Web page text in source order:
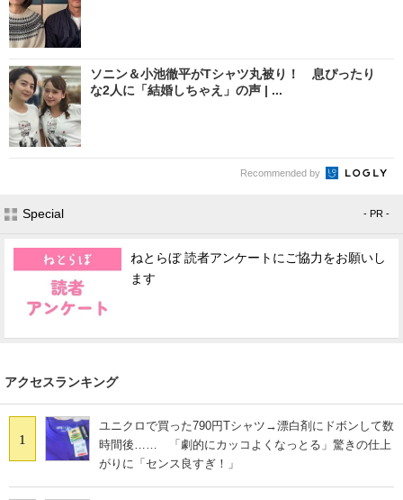
ソニン＆小池徹平がTシャツ丸被り！ 息ぴったり
な2人に「結婚しちゃえ」の声 | ...
Recommended by
Special - PR -
ねとらぼ 読者アンケートにご協力をお願いし
ます
アクセスランキング
1
ユニクロで買った790円Tシャツ→漂白剤にドボンして数
時間後…… 「劇的にカッコよくなっとる」驚きの仕上
がりに「センス良すぎ！」